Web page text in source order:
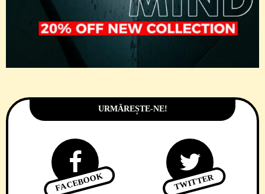
URMĂREȘTE-NE!
FACEBOOK TWITTER